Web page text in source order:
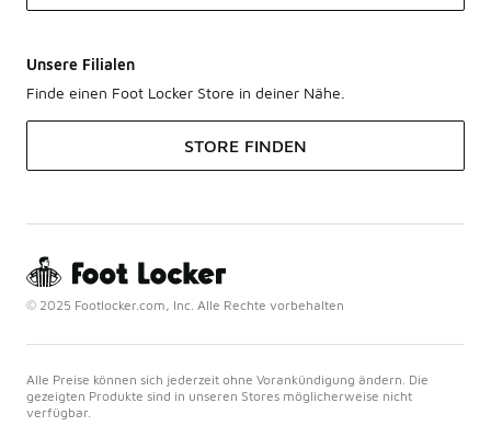
Unsere Filialen
Finde einen Foot Locker Store in deiner Nähe.
STORE FINDEN
© 2025 Footlocker.com, Inc. Alle Rechte vorbehalten
Alle Preise können sich jederzeit ohne Vorankündigung ändern. Die
gezeigten Produkte sind in unseren Stores möglicherweise nicht
verfügbar.